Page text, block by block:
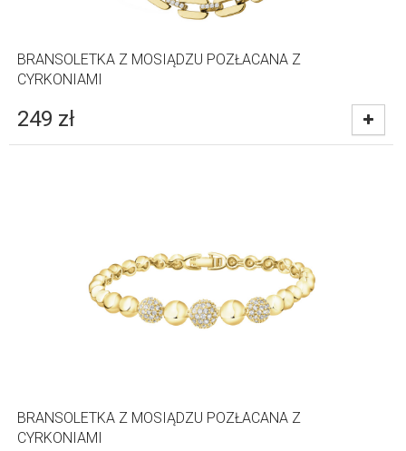
BRANSOLETKA Z MOSIĄDZU POZŁACANA Z
CYRKONIAMI
249 zł
BRANSOLETKA Z MOSIĄDZU POZŁACANA Z
CYRKONIAMI